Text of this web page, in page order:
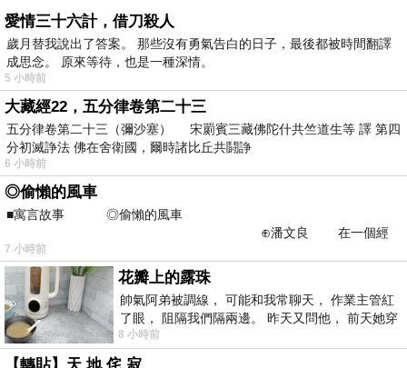
愛情三十六計，借刀殺人
歲月替我說出了答案。 那些沒有勇氣告白的日子，最後都被時間翻譯
成思念。 原來等待，也是一種深情。
5 小時前
大藏經22，五分律卷第二十三
五分律卷第二十三（彌沙塞） 宋罽賓三藏佛陀什共竺道生等 譯 第四
分初滅諍法 佛在舍衛國，爾時諸比丘共鬪諍
6 小時前
◎偷懶的風車
■寓言故事 ◎偷懶的風車
⊕潘文良 在一個經
常颳風的山丘上—&m
7 小時前
花瓣上的露珠
帥氣阿弟被調線， 可能和我常聊天， 作業主管紅
了眼， 阻隔我們隔兩邊。 昨天又問他， 前天她穿
什麼顏色衣服， 不經
8 小時前